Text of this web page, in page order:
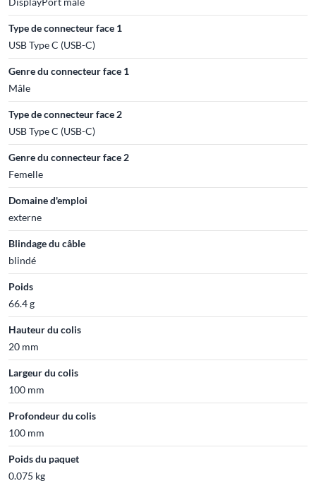
Type de connecteur face 1
USB Type C (USB-C)
Genre du connecteur face 1
Mâle
Type de connecteur face 2
USB Type C (USB-C)
Genre du connecteur face 2
Femelle
Domaine d'emploi
externe
Blindage du câble
blindé
Poids
66.4 g
Hauteur du colis
20 mm
Largeur du colis
100 mm
Profondeur du colis
100 mm
Poids du paquet
0.075 kg